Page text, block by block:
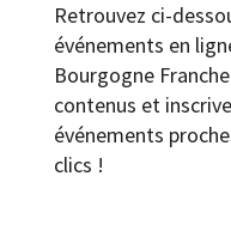
Retrouvez ci-
événements en
Bourgogne
contenus et
événements
clics !